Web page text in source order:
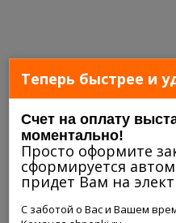
Теперь быстрее и
Счет на оплату
моментально!
Просто оформите
сформируется
придет Вам на
С заботой о Вас и Вашем